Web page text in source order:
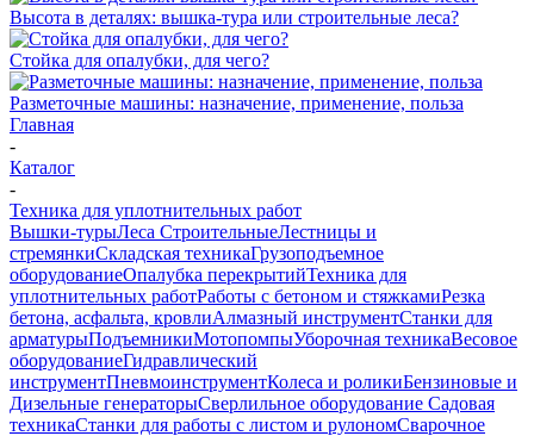
Высота в деталях: вышка-тура или строительные леса?
Стойка для опалубки, для чего?
Разметочные машины: назначение, применение, польза
Главная
-
Каталог
-
Техника для уплотнительных работ
Вышки-турыЛеса СтроительныеЛестницы и
стремянкиСкладская техникаГрузоподъемное
оборудованиеОпалубка перекрытийТехника для
уплотнительных работРаботы с бетоном и стяжкамиРезка
бетона, асфальта, кровлиАлмазный инструментСтанки для
арматурыПодъемникиМотопомпыУборочная техникаВесовое
оборудованиеГидравлический
инструментПневмоинструментКолеса и роликиБензиновые и
Дизельные генераторыСверлильное оборудование Садовая
техникаСтанки для работы с листом и рулономСварочное